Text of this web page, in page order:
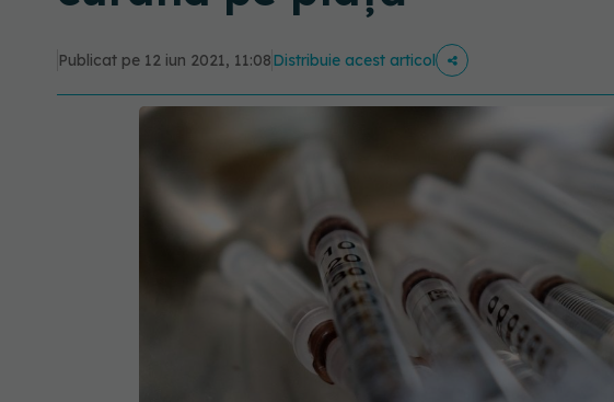
Publicat pe 12 iun 2021, 11:08Distribuie acest articol